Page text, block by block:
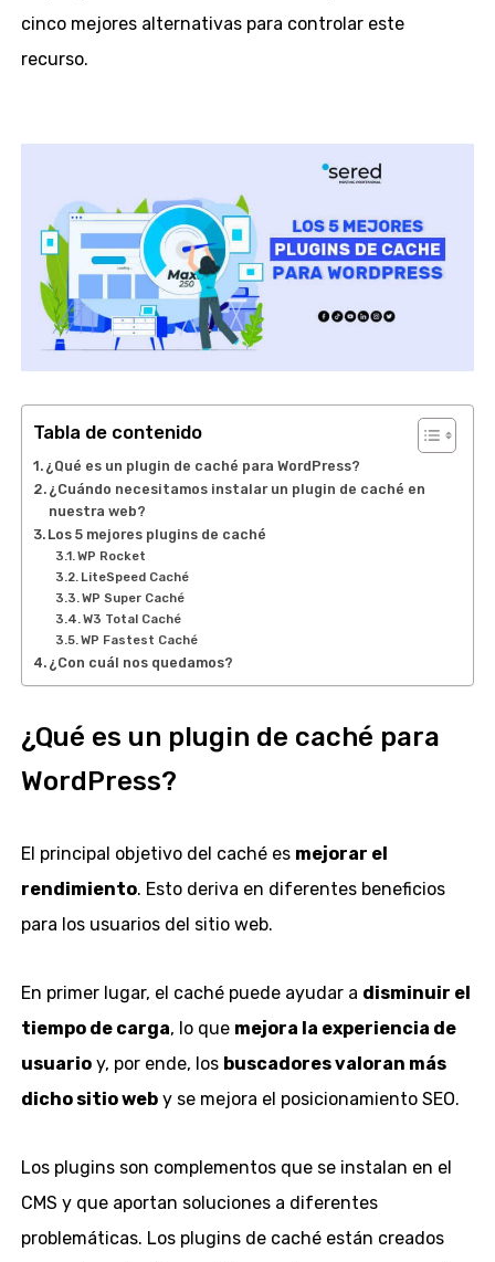
cinco mejores alternativas para controlar este
recurso.
Tabla de contenido
¿Qué es un plugin de caché para WordPress?
¿Cuándo necesitamos instalar un plugin de caché en
nuestra web?
Los 5 mejores plugins de caché
WP Rocket
LiteSpeed Caché
WP Super Caché
W3 Total Caché
WP Fastest Caché
¿Con cuál nos quedamos?
¿Qué es un plugin de caché para
WordPress?
El principal objetivo del caché es mejorar el
rendimiento. Esto deriva en diferentes beneficios
para los usuarios del sitio web.
En primer lugar, el caché puede ayudar a disminuir el
tiempo de carga, lo que mejora la experiencia de
usuarioy, por ende, los buscadores valoran más
dicho sitio weby se mejora el posicionamiento SEO.
Los plugins son complementos que se instalan en el
CMS y que aportan soluciones a diferentes
problemáticas. Los plugins de caché están creados